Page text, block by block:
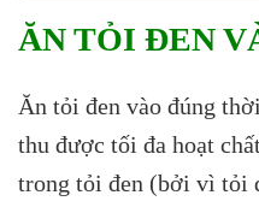
ĂN TỎI ĐEN
Ăn tỏi đen vào đúng
thu được tối đa hoạt
trong tỏi đen (bởi vì tỏi